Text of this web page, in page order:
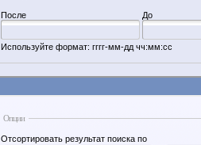
После До
Используйте формат: гггг-мм-дд чч:мм:сс
Опции
Отсортировать результат поиска по